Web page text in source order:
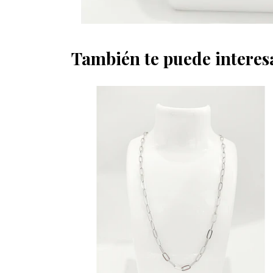
También te puede